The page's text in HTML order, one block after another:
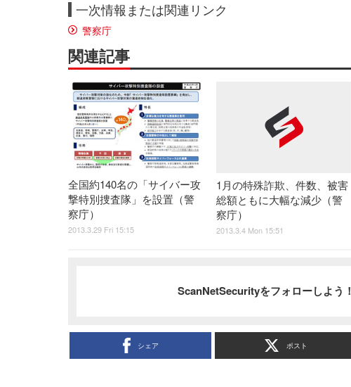
一次情報または関連リンク
警察庁
関連記事
全国約140名の「サイバー攻
撃特別捜査隊」を設置（警
察庁）
2013.3.29 Fri 15:15
1月の特殊詐欺、件数、被害
総額ともに大幅な減少（警
察庁）
2013.3.4 Mon 15:51
ScanNetSecurityをフォローしよう！
シェア ポスト